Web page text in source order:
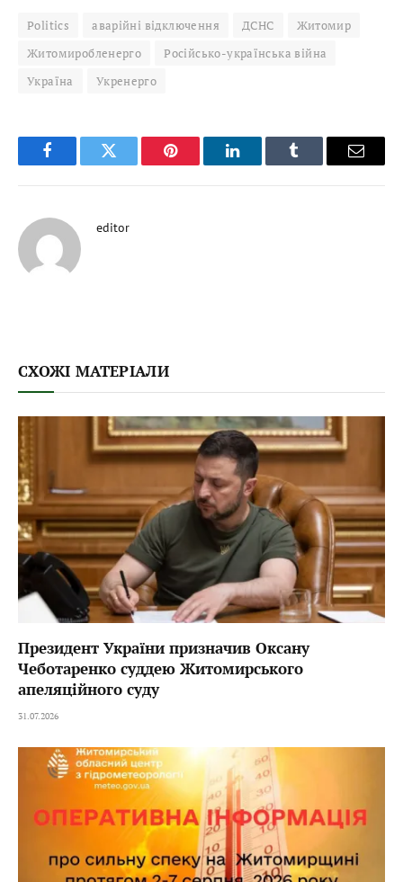
Politics аварійні відключення ДСНС
Житомир
Житомиробленерго
Російсько-українська війна
Україна
Укренерго
FacebookTwitter Pinterest LinkedInTumblr Email
editor
СХОЖІ МАТЕРІАЛИ
Президент України призначив Оксану
Чеботаренко суддею Житомирського
апеляційного суду
31.07.2026